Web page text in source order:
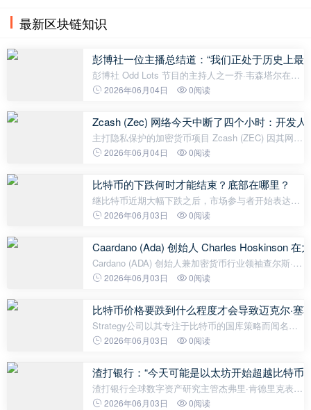
最新区块链知识
彭博社一位主播总结道：“我们正处于历史上最
彭博社 Odd Lots 节目的主持人之一乔·韦森塔尔在一
份新闻稿中表示，当前时期可能是“历史上最严峻的加
密货币市场目前正同时面
2026年06月04日 0阅读
Zcash (Zec) 网络今天中断了四个小时：开发
主打隐私保护的加密货币项目 Zcash (ZEC) 因其网络
技术故障而成为新闻焦点。据公开数据显示，Zcash
发生在前一天开发人员发
2026年06月04日 0阅读
比特币的下跌何时才能结束？底部在哪里？
继比特币近期大幅下跌之后，市场参与者开始表达更
加谨慎的预测。一些分析师和交易员认为，当前的熊
区间是有可能的。 知名比特
2026年06月03日 0阅读
Caardano (Ada) 创始人 Charles Hoskinson 在
Cardano (ADA) 创始人兼加密货币行业领袖查尔斯·霍
斯金森 (Charles Hoskinson) 在最近的一次采访中，
表了引人注目的言论。
2026年06月03日 0阅读
比特币价格要跌到什么程度才会导致迈克尔·塞
Strategy公司以其专注于比特币的国库策略而闻名，
但其资产负债表状况一直是投资者争论的焦点。尽管
论人士指出，其比特币资产仍然
2026年06月03日 0阅读
渣打银行：“今天可能是以太坊开始超越比特币
渣打银行全球数字资产研究主管杰弗里·肯德里克表
示，Strategy 最近抛售比特币可能预示着以太坊对比
2026年06月03日 0阅读